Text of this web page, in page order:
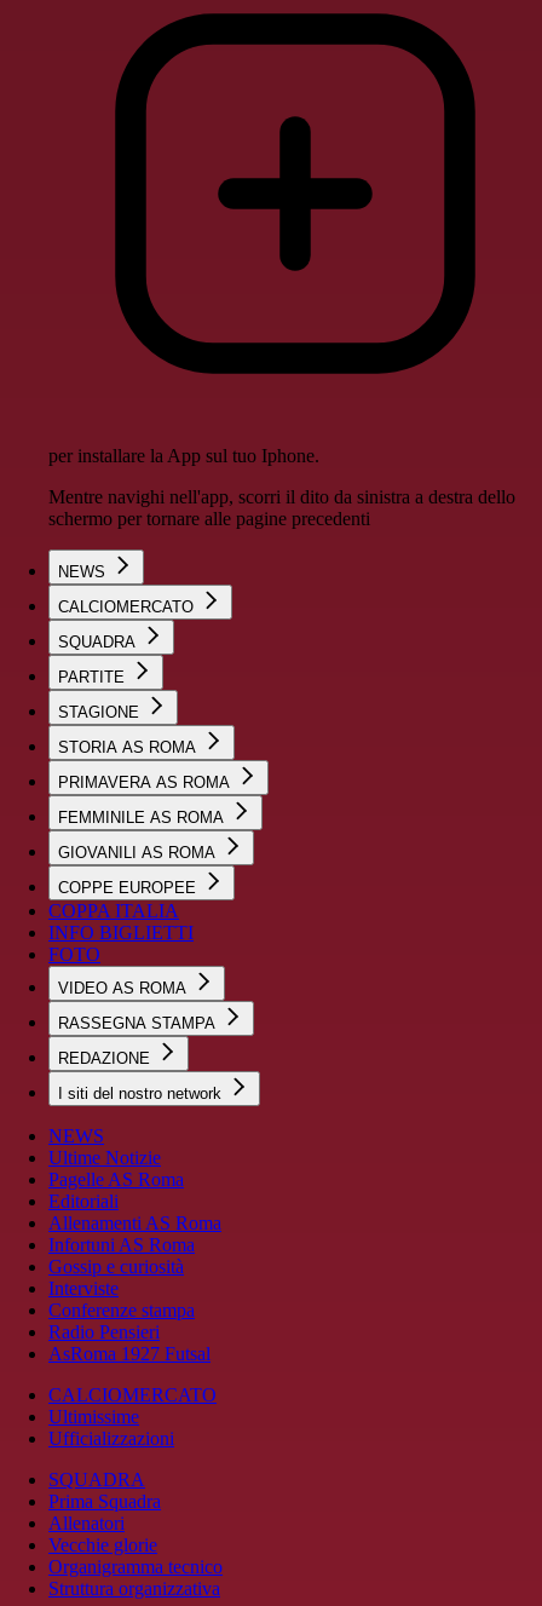
per installare la App sul tuo Iphone.
Mentre navighi nell'app, scorri il dito da sinistra a destra dello
schermo per tornare alle pagine precedenti
NEWS
CALCIOMERCATO
SQUADRA
PARTITE
STAGIONE
STORIA AS ROMA
PRIMAVERA AS ROMA
FEMMINILE AS ROMA
GIOVANILI AS ROMA
COPPE EUROPEE
COPPA ITALIA
INFO BIGLIETTI
FOTO
VIDEO AS ROMA
RASSEGNA STAMPA
REDAZIONE
I siti del nostro network
NEWS
Ultime Notizie
Pagelle AS Roma
Editoriali
Allenamenti AS Roma
Infortuni AS Roma
Gossip e curiosità
Interviste
Conferenze stampa
Radio Pensieri
AsRoma 1927 Futsal
CALCIOMERCATO
Ultimissime
Ufficializzazioni
SQUADRA
Prima Squadra
Allenatori
Vecchie glorie
Organigramma tecnico
Struttura organizzativa